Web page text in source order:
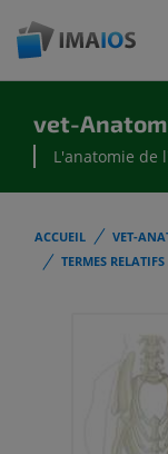
vet-
L'anatomie de l'
ACCUEIL VET-
TERMES